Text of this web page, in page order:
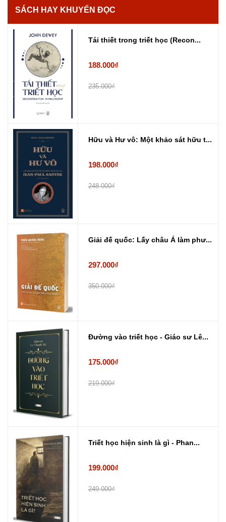
SÁCH HAY KHUYẾN ĐỌC
Tái thiết trong triết học (Recon...
188.000₫
235.000₫
Hữu và Hư vô: Một khảo sát hữu t...
198.000₫
248.000₫
Giải đế quốc: Lấy châu Á làm phư...
297.000₫
350.000₫
Đường vào triết học - Giáo sư Lê...
175.000₫
219.000₫
Triết học hiện sinh là gì - Phan...
199.000₫
249.000₫